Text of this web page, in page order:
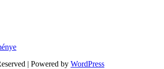
| Powered by WordPress